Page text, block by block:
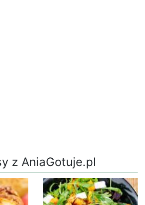
z AniaGotuje.pl